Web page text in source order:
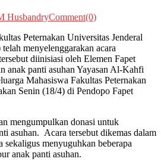
HusbandryComment(0)
Peternakan Universitas Jenderal
menyelenggarakan acara
diinisiasi oleh Elemen Fapet
anak panti asuhan Yayasan Al-Kahfi
Mahasiswa Fakultas Peternakan
Senin (18/4) di Pendopo Fapet
mengumpulkan donasi untuk
asuhan. Acara tersebut dikemas dalam
sekaligus menyuguhkan beberapa
anak panti asuhan.